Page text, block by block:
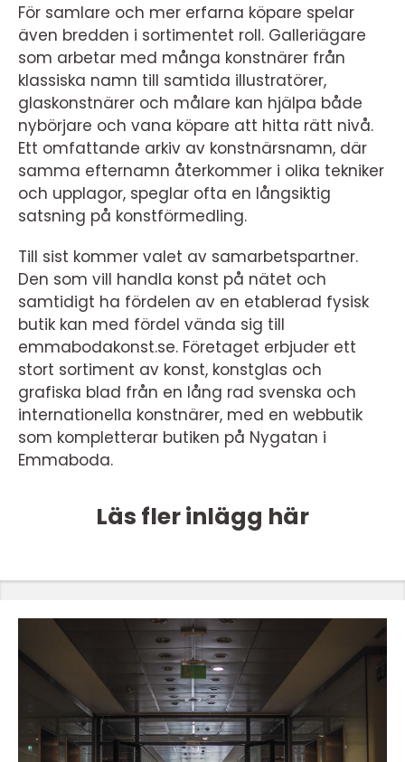
För samlare och mer erfarna köpare spelar
även bredden i sortimentet roll. Galleriägare
som arbetar med många konstnärer från
klassiska namn till samtida illustratörer,
glaskonstnärer och målare kan hjälpa både
nybörjare och vana köpare att hitta rätt nivå.
Ett omfattande arkiv av konstnärsnamn, där
samma efternamn återkommer i olika tekniker
och upplagor, speglar ofta en långsiktig
satsning på konstförmedling.
Till sist kommer valet av samarbetspartner.
Den som vill handla konst på nätet och
samtidigt ha fördelen av en etablerad fysisk
butik kan med fördel vända sig till
emmabodakonst.se. Företaget erbjuder ett
stort sortiment av konst, konstglas och
grafiska blad från en lång rad svenska och
internationella konstnärer, med en webbutik
som kompletterar butiken på Nygatan i
Emmaboda.
Läs fler inlägg här